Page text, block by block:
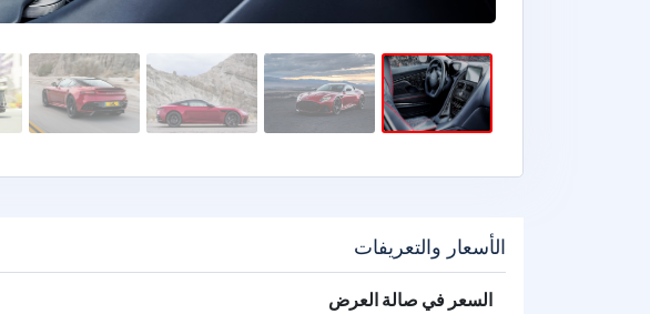
الأسعار والتعريفات
السعر في صالة العرض